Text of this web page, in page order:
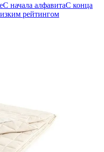
С начала алфавитаС конца
рейтингом